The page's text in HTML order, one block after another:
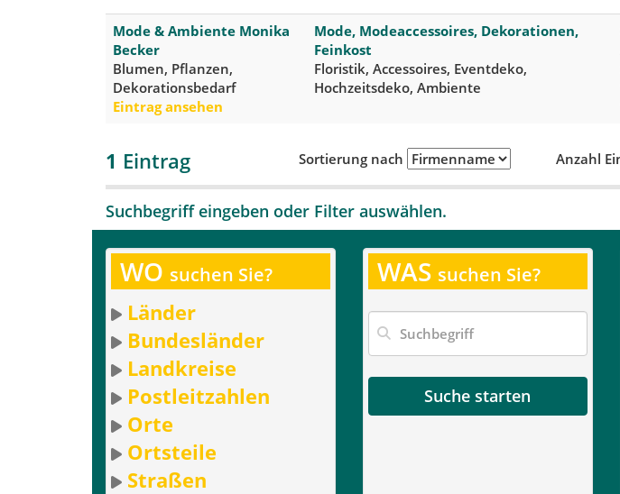
Mode & Ambiente Monika
Becker
Blumen, Pflanzen,
Dekorationsbedarf
Eintrag ansehen
Mode, Modeaccessoires, Dekorationen,
Feinkost
Floristik, Accessoires, Eventdeko,
Hochzeitsdeko, Ambiente
1 Eintrag Sortierung nach Anzahl
Suchbegriff eingeben oder Filter auswählen.
WO suchen Sie?
Länder
Bundesländer
Landkreise
Postleitzahlen
Orte
Ortsteile
Straßen
WAS suchen Sie?
Suche starten